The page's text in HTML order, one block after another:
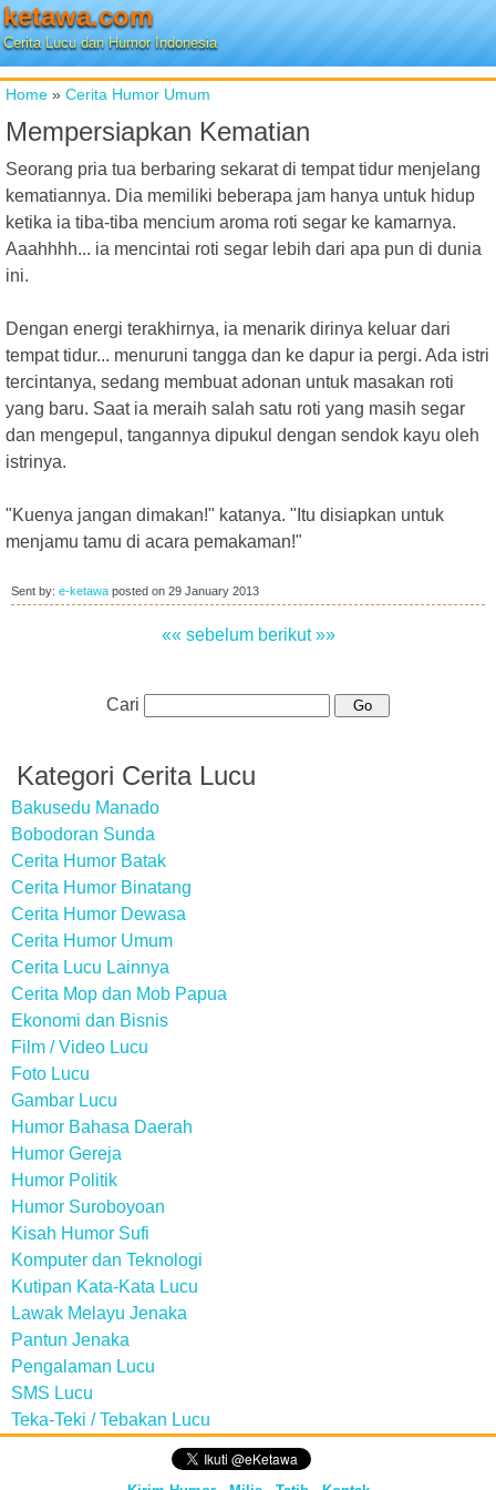
ketawa.com
Cerita Lucu dan Humor Indonesia
Home » Cerita Humor Umum
Mempersiapkan Kematian
Seorang pria tua berbaring sekarat di tempat tidur menjelang
kematiannya. Dia memiliki beberapa jam hanya untuk hidup
ketika ia tiba-tiba mencium aroma roti segar ke kamarnya.
Aaahhhh... ia mencintai roti segar lebih dari apa pun di dunia
ini.
Dengan energi terakhirnya, ia menarik dirinya keluar dari
tempat tidur... menuruni tangga dan ke dapur ia pergi. Ada istri
tercintanya, sedang membuat adonan untuk masakan roti
yang baru. Saat ia meraih salah satu roti yang masih segar
dan mengepul, tangannya dipukul dengan sendok kayu oleh
istrinya.
"Kuenya jangan dimakan!" katanya. "Itu disiapkan untuk
menjamu tamu di acara pemakaman!"
Sent by: e-ketawa posted on 29 January 2013
«« sebelum berikut »»
Cari
Kategori Cerita Lucu
Bakusedu Manado
Bobodoran Sunda
Cerita Humor Batak
Cerita Humor Binatang
Cerita Humor Dewasa
Cerita Humor Umum
Cerita Lucu Lainnya
Cerita Mop dan Mob Papua
Ekonomi dan Bisnis
Film / Video Lucu
Foto Lucu
Gambar Lucu
Humor Bahasa Daerah
Humor Gereja
Humor Politik
Humor Suroboyoan
Kisah Humor Sufi
Komputer dan Teknologi
Kutipan Kata-Kata Lucu
Lawak Melayu Jenaka
Pantun Jenaka
Pengalaman Lucu
SMS Lucu
Teka-Teki / Tebakan Lucu